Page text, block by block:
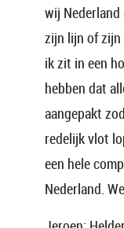
wij Nederland
zijn lijn of zijn
ik zit in een
hebben dat
aangepakt
redelijk vlot
een hele
Nederland.